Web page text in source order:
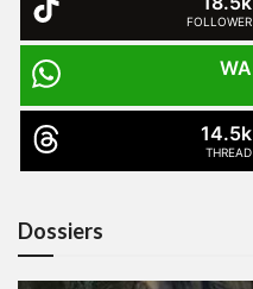
FOLLOWER
WA
14.5k
THREAD
Dossiers